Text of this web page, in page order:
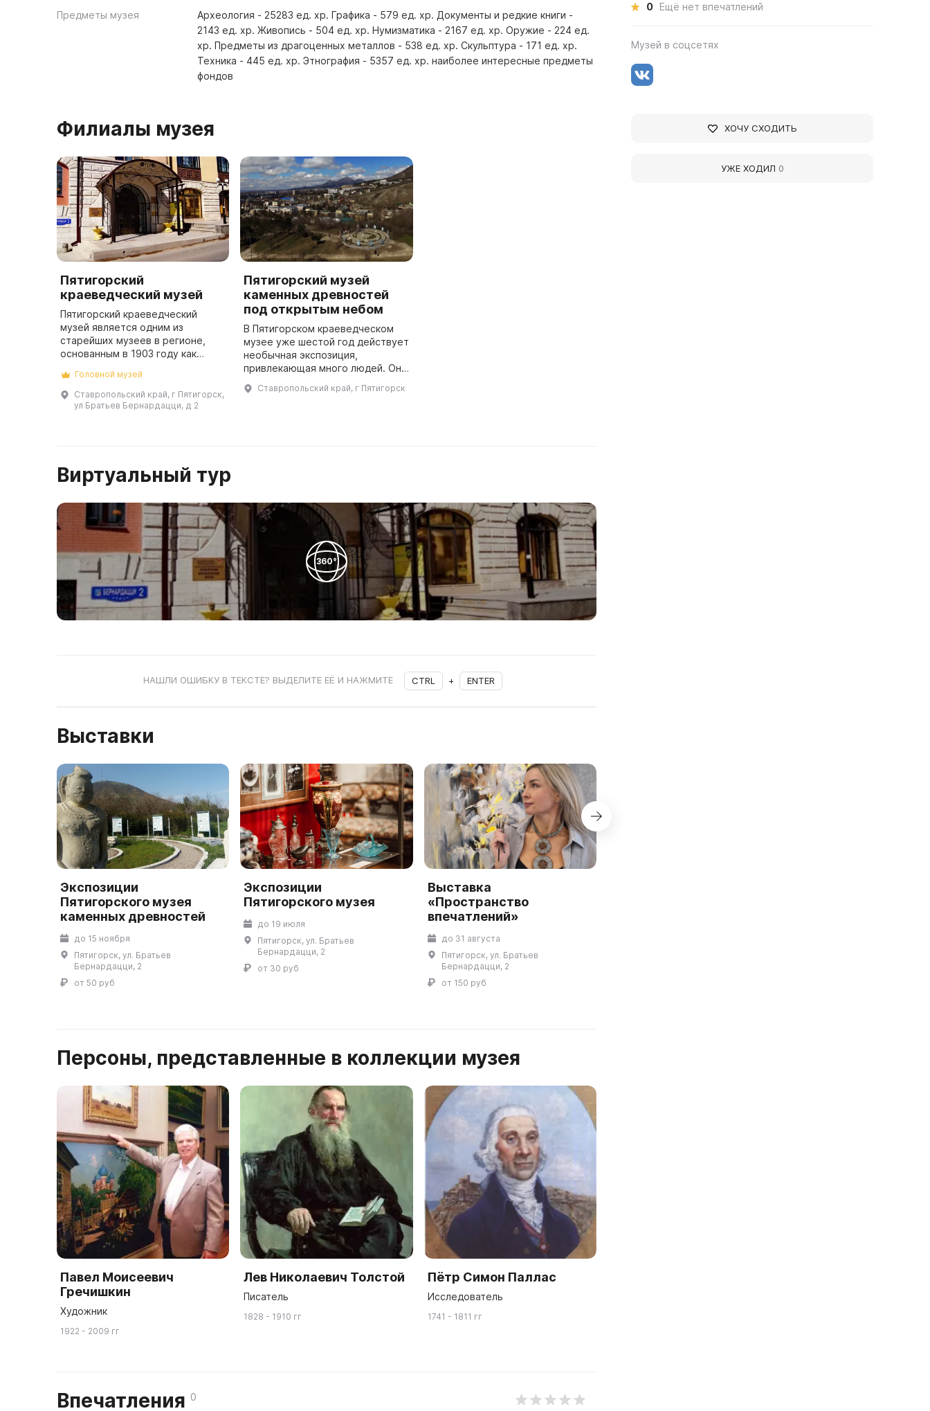
Предметы музея
Археология - 25283 ед. хр. Графика - 579 ед. хр. Документы и редкие книги -
2143 ед. хр. Живопись - 504 ед. хр. Нумизматика - 2167 ед. хр. Оружие - 224 ед.
хр. Предметы из драгоценных металлов - 538 ед. хр. Скульптура - 171 ед. хр.
Техника - 445 ед. хр. Этнография - 5357 ед. хр. наиболее интересные предметы
фондов
Филиалы музея
Пятигорский
краеведческий музей
Пятигорский краеведческий
музей является одним из
старейших музеев в регионе,
основанным в 1903 году как
общества. В настоящее время
Пятигорский краеведческий
музей является ...
Головной музей
Ставропольский край, г Пятигорск,
ул Братьев Бернардацци, д 2
Пятигорский музей
каменных древностей
под открытым небом
В Пятигорском краеведческом
музее уже шестой год действует
необычная экспозиция,
привлекающая много людей. Она
Северном Кавказе Музея
Ставропольский край, г Пятигорск
Виртуальный тур
360°
НАШЛИ ОШИБКУ В ТЕКСТЕ? ВЫДЕЛИТЕ ЕЁ И НАЖМИТЕ CTRL + ENTER
Выставки
Экспозиции
Пятигорского музея
каменных древностей
до 15 ноября
Пятигорск, ул. Братьев
Бернардацци, 2
от 50 руб
Экспозиции
Пятигорского музея
до 19 июля
Пятигорск, ул. Братьев
Бернардацци, 2
от 30 руб
Выставка
«Пространство
впечатлений»
до 31 августа
Пятигорск, ул. Братьев
Бернардацци, 2
от 150 руб
Персоны, представленные в коллекции музея
Павел Моисеевич
Гречишкин
Художник
1922 - 2009 гг
Лев Николаевич Толстой
Писатель
1828 - 1910 гг
Пётр Симон Паллас
Исследователь
1741 - 1811 гг
Впечатления 0
0 Ещё нет впечатлений
Музей в соцсетях
ХОЧУ СХОДИТЬ
УЖЕ ХОДИЛ 0